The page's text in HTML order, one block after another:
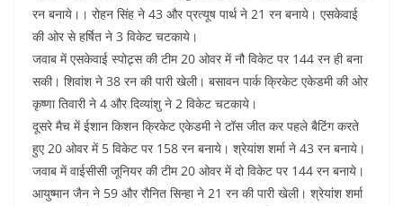
k
रन बनाये।। रोहन सिंह ने 43 और प्रत्यूष पार्थ ने 21 रन बनाये। एसकेवाई
की ओर से हर्षित ने 3 विकेट चटकाये।
जवाब में एसकेवाई स्पोट्र्स की टीम 20 ओवर में नौ विकेट पर 144 रन ही बना
सकी। शिवांश ने 38 रन की पारी खेली। बसावन पार्क क्रिकेट एकेडमी की ओर
कृष्णा तिवारी ने 4 और दिव्यांशु ने 2 विकेट चटकाये।
दूसरे मैच में ईशान किशन क्रिकेट एकेडमी ने टॉस जीत कर पहले बैटिंग करते
हुए 20 ओवर में 5 विकेट पर 158 रन बनाये। श्रेयांश शर्मा ने 43 रन बनाये।
जवाब में वाईसीसी जूनियर की टीम 20 ओवर में दो विकेट पर 144 रन बनाये।
आयुष्मान जैन ने 59 और रौनित सिन्हा ने 21 रन की पारी खेली। श्रेयांश शर्मा